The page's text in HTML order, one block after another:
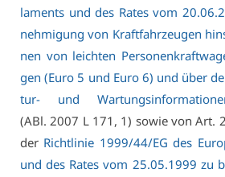
la­ments und des Ra­tes vom
neh­mi­gung von Kraft­fahr­zeu­gen
nen von leich­ten
gen (Eu­ro 5 und Eu­ro 6) und über
tur- und
(ABl. 2007 L 171, 1) so­wie von Art.
der Richt­li­nie 1999/44/EG des
und des Ra­tes vom 25.05.1999 zu